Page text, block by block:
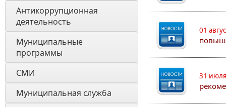
Антикоррупционная
деятельность
Муниципальные
программы
СМИ
Муниципальная служба
01
31